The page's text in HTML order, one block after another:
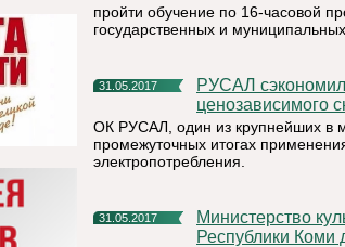
пройти обучение по 16-часовой
государственных и
31.05.2017
РУСАЛ сэкономил 26 млн рублей от механизма
ценозависимого
ОК РУСАЛ, один из крупнейших в
промежуточных итогах
электропотребления.
31.05.2017
Министерство культуры, туризма и архивного дела
Республики Коми